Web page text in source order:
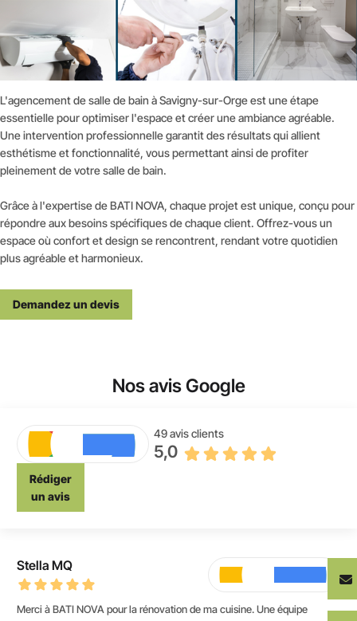
L'agencement de salle de bain à Savigny-sur-Orge est une étape
essentielle pour optimiser l'espace et créer une ambiance agréable.
Une intervention professionnelle garantit des résultats qui allient
esthétisme et fonctionnalité, vous permettant ainsi de profiter
pleinement de votre salle de bain.
Grâce à l'expertise de BATI NOVA, chaque projet est unique, conçu pour
répondre aux besoins spécifiques de chaque client. Offrez-vous un
espace où confort et design se rencontrent, rendant votre quotidien
plus agréable et harmonieux.
Demandez un devis
Nos avis Google
5,0
49 avis clients
Rédiger
un avis
U C
Entreprise très professionnelle et à l'écoute surtout, j'ai rénover tout